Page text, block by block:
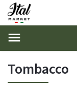
Tombacco